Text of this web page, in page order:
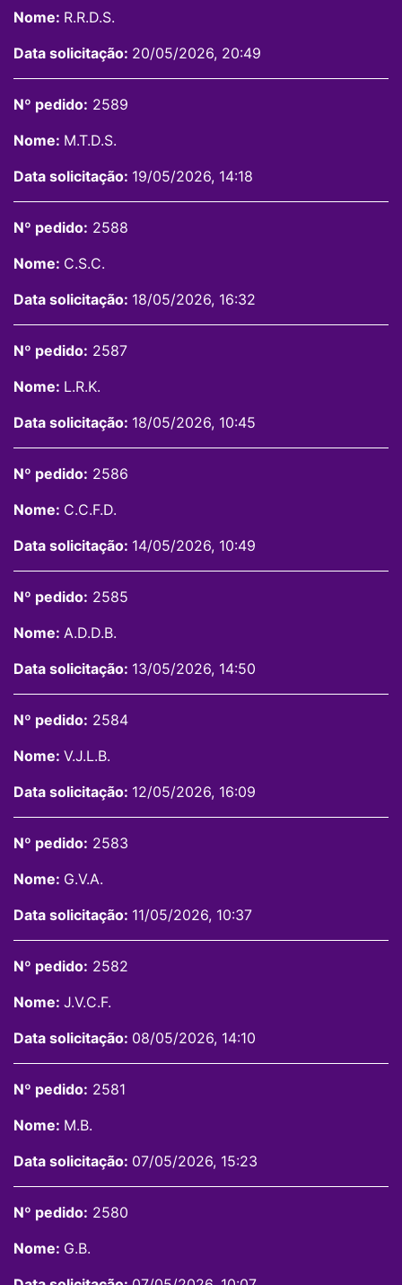
Nome: R.R.D.S.
Data solicitação: 20/05/2026, 20:49
Nº pedido: 2589
Nome: M.T.D.S.
Data solicitação: 19/05/2026, 14:18
Nº pedido: 2588
Nome: C.S.C.
Data solicitação: 18/05/2026, 16:32
Nº pedido: 2587
Nome: L.R.K.
Data solicitação: 18/05/2026, 10:45
Nº pedido: 2586
Nome: C.C.F.D.
Data solicitação: 14/05/2026, 10:49
Nº pedido: 2585
Nome: A.D.D.B.
Data solicitação: 13/05/2026, 14:50
Nº pedido: 2584
Nome: V.J.L.B.
Data solicitação: 12/05/2026, 16:09
Nº pedido: 2583
Nome: G.V.A.
Data solicitação: 11/05/2026, 10:37
Nº pedido: 2582
Nome: J.V.C.F.
Data solicitação: 08/05/2026, 14:10
Nº pedido: 2581
Nome: M.B.
Data solicitação: 07/05/2026, 15:23
Nº pedido: 2580
Nome: G.B.